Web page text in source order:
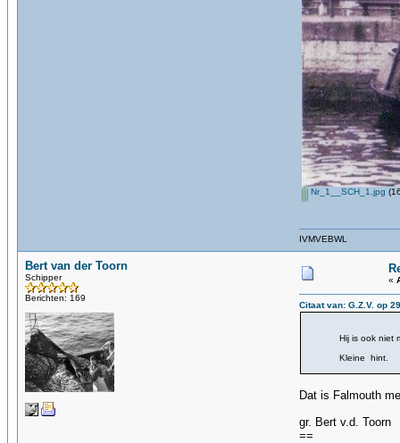
Nr_1__SCH_1.jpg
IVMVEBWL
Bert van der Toorn
Schipper
Berichten: 169
«
Citaat van: G.Z.V. op
Hij is ook niet
Kleine hint.
Dat is Falmouth
gr. Bert v.d. Toorn
==